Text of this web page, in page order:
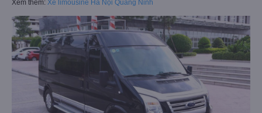
xe lớn như các loại xe giường nằm. Nên trong trường hợp có hành lý quá
nhiều hoặc kích thước lớn, bạn cần liên hệ tổng đài tư vấn để kiểm tra xem
có đủ chỗ không trước khi thanh toán.
Xem thêm:Xe limousine Hà Nội Quảng Ninh